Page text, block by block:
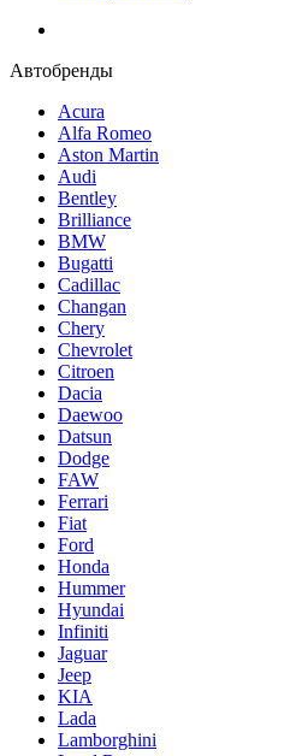
Автобренды
Acura
Alfa Romeo
Aston Martin
Audi
Bentley
Brilliance
BMW
Bugatti
Cadillac
Changan
Chery
Chevrolet
Citroen
Dacia
Daewoo
Datsun
Dodge
FAW
Ferrari
Fiat
Ford
Honda
Hummer
Hyundai
Infiniti
Jaguar
Jeep
KIA
Lada
Lamborghini